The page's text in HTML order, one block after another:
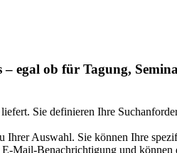
ob für Tagung,
Sie definieren Ihre
Auswahl. Sie können Ihre
Mail-Benachrichtigung und